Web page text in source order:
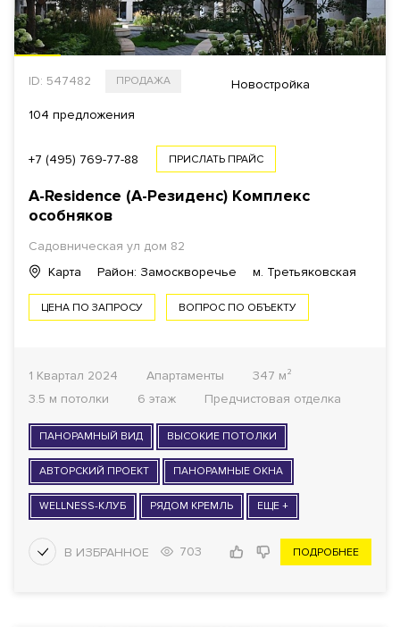
ID: 547482 ПРОДАЖА Новостройка
104 предложения
+7 (495) 769-77-88 ПРИСЛАТЬ ПРАЙС
A-Residence (А-Резиденс) Комплекс
особняков
Садовническая ул дом 82
Карта
Район: Замоскворечье м. Третьяковская
ЦЕНА ПО ЗАПРОСУ ВОПРОС ПО ОБЪЕКТУ
1 Квартал 2024 Апартаменты
347 м²
3.5 м потолки
6 этаж Предчистовая отделка
ПАНОРАМНЫЙ ВИД ВЫСОКИЕ ПОТОЛКИ
АВТОРСКИЙ ПРОЕКТ ПАНОРАМНЫЕ ОКНА
WELLNESS-КЛУБ РЯДОМ КРЕМЛЬ ЕЩЕ +
703 ПОДРОБНЕЕ